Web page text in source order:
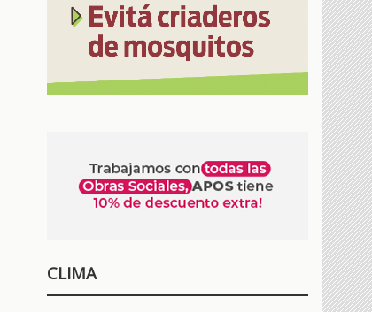
CLIMA